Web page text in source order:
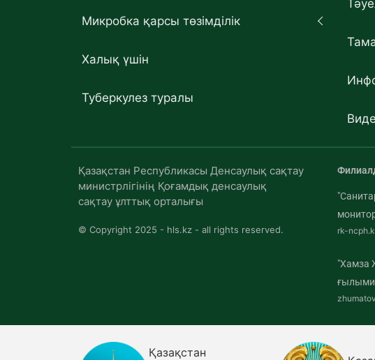
Микробка қарсы төзімділік
Халық үшін
Туберкулез туралы
Қазақстан Республикасы Денсаулық сақтау
министрлігінің Қоғамдық денсаулық
сақтау ұлттық орталығы
© Copyright 2025 - hls.kz - all rights reserved. rk-
"Хамза
ғылыми
Қазақстан